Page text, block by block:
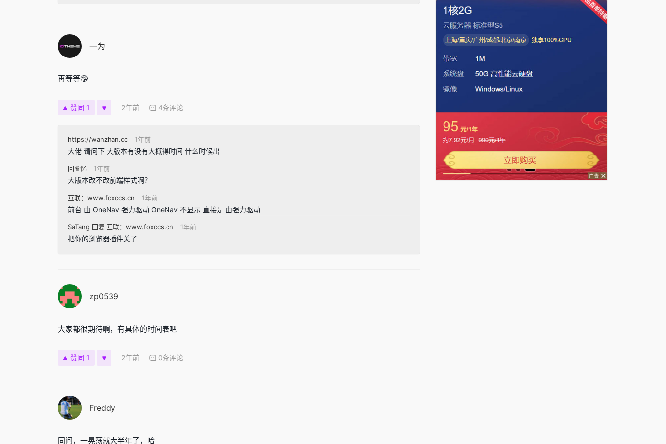
一为
再等等🤥
赞同 1 2年前 4条评论
https://wanzhan.cc 1年前
大佬 请问下 大版本有没有大概得时间 什么时候出
回♛忆 1年前
大版本改不改前端样式啊？
互联：www.foxccs.cn 1年前
前台 由 OneNav 强力驱动 OneNav 不显示 直接是 由强力驱动
SaTang 回复 互联：www.foxccs.cn 1年前
把你的浏览器插件关了
zp0539
大家都很期待啊，有具体的时间表吧
赞同 1 2年前 0条评论
Freddy
同问，一晃荡就大半年了，哈